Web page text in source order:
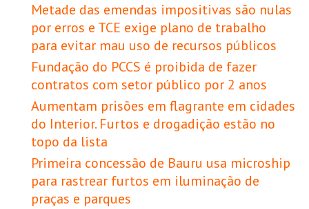
Metade das emendas impositivas são nulas
por erros e TCE exige plano de trabalho
para evitar mau uso de recursos públicos
Fundação do PCCS é proibida de fazer
contratos com setor público por 2 anos
Aumentam prisões em flagrante em cidades
do Interior. Furtos e drogadição estão no
topo da lista
Primeira concessão de Bauru usa microship
para rastrear furtos em iluminação de
praças e parques